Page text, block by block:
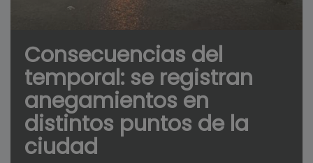
Consecuencias del
temporal: se registran
anegamientos en
distintos puntos de la
ciudad